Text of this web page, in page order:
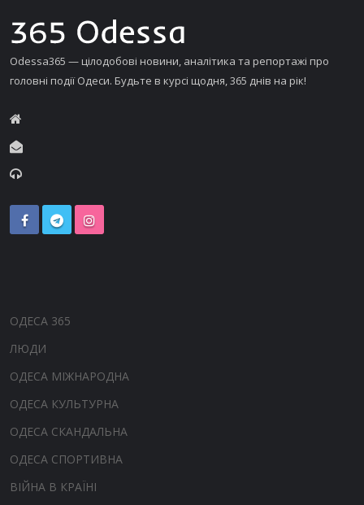
Odessa365 — цілодобові новини, аналітика та репортажі про
головні події Одеси. Будьте в курсі щодня, 365 днів на рік!
ОДЕСА 365
ЛЮДИ
ОДЕСА МІЖНАРОДНА
ОДЕСА КУЛЬТУРНА
ОДЕСА СКАНДАЛЬНА
ОДЕСА СПОРТИВНА
ВІЙНА В КРАЇНІ